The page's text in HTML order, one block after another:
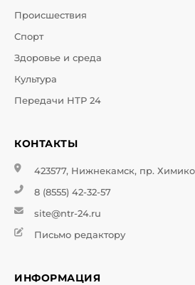
Происшествия
Спорт
Здоровье и среда
Культура
Передачи НТР 24
КОНТАКТЫ
423577, Нижнекамск, пр.
8 (8555) 42-32-57
site@ntr-24.ru
Письмо редактору
ИНФОРМАЦИЯ